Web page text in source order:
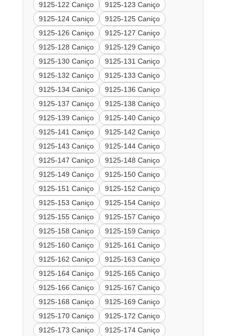
9125-122 Caniço
9125-123 Caniço
9125-124 Caniço
9125-125 Caniço
9125-126 Caniço
9125-127 Caniço
9125-128 Caniço
9125-129 Caniço
9125-130 Caniço
9125-131 Caniço
9125-132 Caniço
9125-133 Caniço
9125-134 Caniço
9125-136 Caniço
9125-137 Caniço
9125-138 Caniço
9125-139 Caniço
9125-140 Caniço
9125-141 Caniço
9125-142 Caniço
9125-143 Caniço
9125-144 Caniço
9125-147 Caniço
9125-148 Caniço
9125-149 Caniço
9125-150 Caniço
9125-151 Caniço
9125-152 Caniço
9125-153 Caniço
9125-154 Caniço
9125-155 Caniço
9125-157 Caniço
9125-158 Caniço
9125-159 Caniço
9125-160 Caniço
9125-161 Caniço
9125-162 Caniço
9125-163 Caniço
9125-164 Caniço
9125-165 Caniço
9125-166 Caniço
9125-167 Caniço
9125-168 Caniço
9125-169 Caniço
9125-170 Caniço
9125-172 Caniço
9125-173 Caniço
9125-174 Caniço